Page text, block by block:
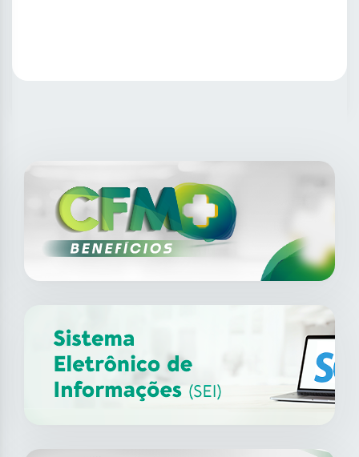
SAIBA MAIS
XII Fórum de Medicina do
Trabalho do CFM
14 ago
2026